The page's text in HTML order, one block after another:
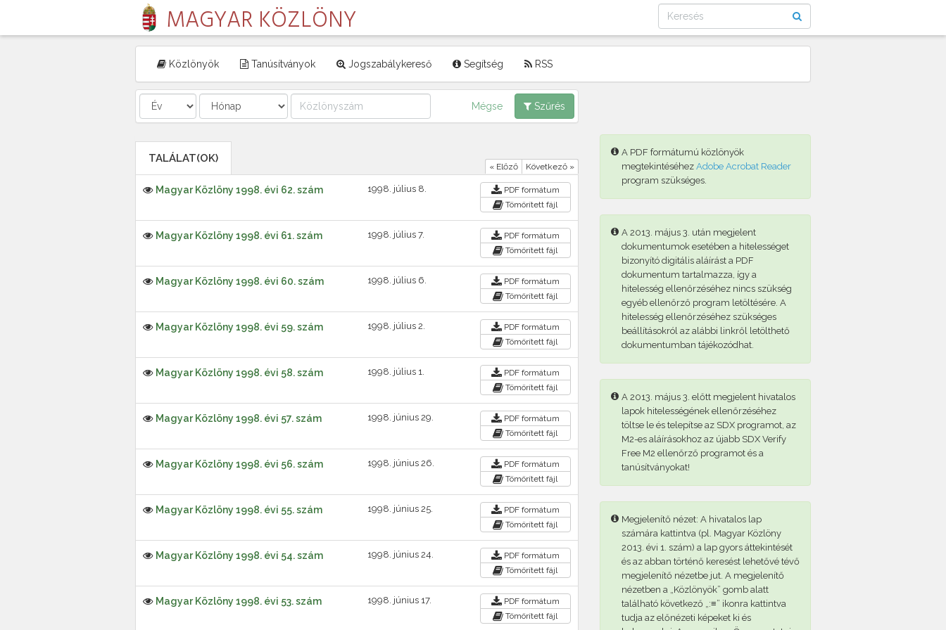
MAGYAR KÖZLÖNY
Közlönyök Tanúsítványok Jogszabálykereső Segítség RSS
Mégse Szűrés
TALÁLAT(OK)
« Előző Következő »
Magyar Közlöny 1998. évi 62. szám 1998. július 8. PDF formátum
Tömörített fájl
Magyar Közlöny 1998. évi 61. szám 1998. július 7. PDF formátum
Tömörített fájl
Magyar Közlöny 1998. évi 60. szám 1998. július 6. PDF formátum
Tömörített fájl
Magyar Közlöny 1998. évi 59. szám 1998. július 2. PDF formátum
Tömörített fájl
Magyar Közlöny 1998. évi 58. szám 1998. július 1. PDF formátum
Tömörített fájl
Magyar Közlöny 1998. évi 57. szám 1998. június 29. PDF formátum
Tömörített fájl
Magyar Közlöny 1998. évi 56. szám 1998. június 26. PDF formátum
Tömörített fájl
Magyar Közlöny 1998. évi 55. szám 1998. június 25. PDF formátum
Tömörített fájl
Magyar Közlöny 1998. évi 54. szám 1998. június 24. PDF formátum
Tömörített fájl
Magyar Közlöny 1998. évi 53. szám 1998. június 17. PDF formátum
Tömörített fájl
A PDF formátumú közlönyök
megtekintéséhez Adobe Acrobat Reader
program szükséges.
A 2013. május 3. után megjelent
dokumentumok esetében a hitelességet
bizonyító digitális aláírást a PDF
dokumentum tartalmazza, így a
hitelesség ellenőrzéséhez nincs szükség
egyéb ellenőrző program letöltésére. A
hitelesség ellenőrzéséhez szükséges
beállításokról az alábbi linkről letölthető
dokumentumban tájékozódhat.
A 2013. május 3. előtt megjelent hivatalos
lapok hitelességének ellenőrzéséhez
töltse le és telepítse az SDX programot, az
M2-es aláírásokhoz az újabb SDX Verify
Free M2 ellenőrző programot és a
tanúsítványokat!
Megjelenítő nézet: A hivatalos lap
számára kattintva (pl. Magyar Közlöny
2013. évi 1. szám) a lap gyors áttekintését
és az abban történő keresést lehetővé tévő
megjelenítő nézetbe jut. A megjelenítő
nézetben a „Közlönyök” gomb alatt
található következő „:≡” ikonra kattintva
tudja az előnézeti képeket ki és